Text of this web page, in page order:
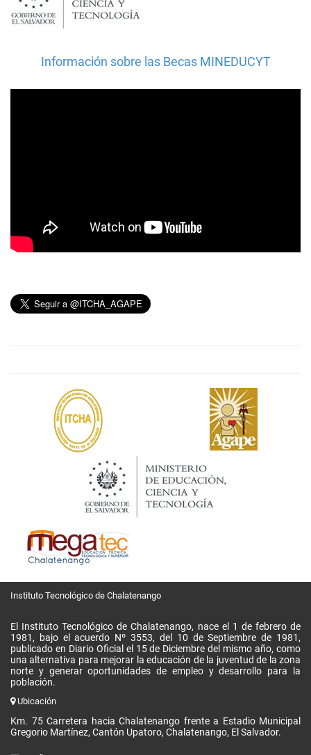
Información sobre las Becas MINEDUCYT
Instituto Tecnológico de Chalatenango
El Instituto Tecnológico de Chalatenango, nace el 1 de febrero de
1981, bajo el acuerdo Nº 3553, del 10 de Septiembre de 1981,
publicado en Diario Oficial el 15 de Diciembre del mismo año, como
una alternativa para mejorar la educación de la juventud de la zona
norte y generar oportunidades de empleo y desarrollo para la
población.
Ubicación
Km. 75 Carretera hacia Chalatenango frente a Estadio Municipal
Gregorio Martínez, Cantón Upatoro, Chalatenango, El Salvador.